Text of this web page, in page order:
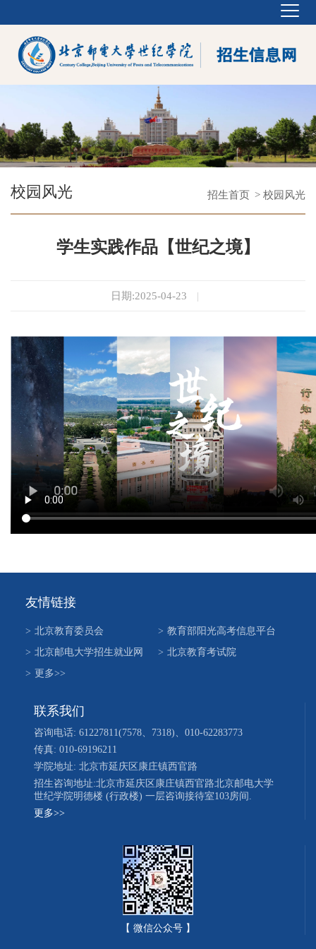
招生首页 > 校园风光
校园风光
学生实践作品【世纪之境】
日期:2025-04-23 |
友情链接
> 北京教育委员会 > 教育部阳光高考信息平台
> 北京邮电大学招生就业网 > 北京教育考试院
> 更多>>
联系我们
咨询电话: 61227811(7578、7318)、010-62283773
传真: 010-69196211
学院地址: 北京市延庆区康庄镇西官路
招生咨询地址:北京市延庆区康庄镇西官路北京邮电大学
世纪学院明德楼 (行政楼) 一层咨询接待室103房间.
更多>>
【 微信公众号 】